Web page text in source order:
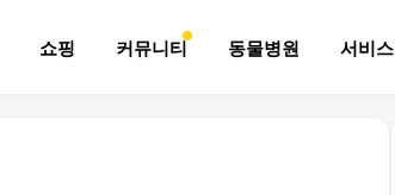
쇼핑 커뮤니티 동물병원 서비스